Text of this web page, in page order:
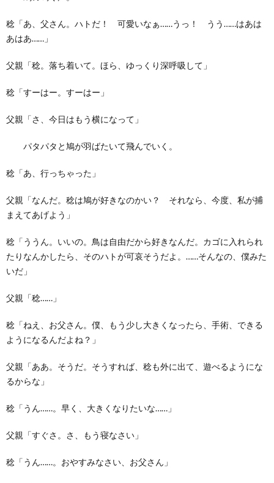
稔「あ、父さん。ハトだ！ 可愛いなぁ……うっ！ うう……はあは
あはあ……」
父親「稔。落ち着いて。ほら、ゆっくり深呼吸して」
稔「すーはー。すーはー」
父親「さ、今日はもう横になって」
パタパタと鳩が羽ばたいて飛んでいく。
稔「あ、行っちゃった」
父親「なんだ。稔は鳩が好きなのかい？ それなら、今度、私が捕
まえてあげよう」
稔「ううん。いいの。鳥は自由だから好きなんだ。カゴに入れられ
たりなんかしたら、そのハトが可哀そうだよ。……そんなの、僕みた
いだ」
父親「稔……」
稔「ねえ、お父さん。僕、もう少し大きくなったら、手術、できる
ようになるんだよね？」
父親「ああ。そうだ。そうすれば、稔も外に出て、遊べるようにな
るからな」
稔「うん……。早く、大きくなりたいな……」
父親「すぐさ。さ、もう寝なさい」
稔「うん……。おやすみなさい、お父さん」